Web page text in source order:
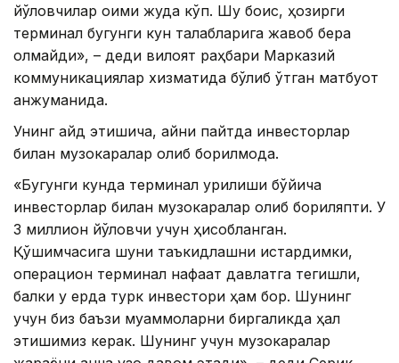
йўловчилар оқими жуда кўп. Шу боис, ҳозирги
терминал бугунги кун талабларига жавоб бера
олмайди», – деди вилоят раҳбари Марказий
коммуникациялар хизматида бўлиб ўтган матбуот
анжуманида.
Унинг қайд этишича, айни пайтда инвесторлар
билан музокаралар олиб борилмоқда.
«Бугунги кунда терминал қурилиши бўйича
инвесторлар билан музокаралар олиб бориляпти. У
3 миллион йўловчи учун ҳисобланган.
Қўшимчасига шуни таъкидлашни истардимки,
операцион терминал нафақат давлатга тегишли,
балки у ерда турк инвестори ҳам бор. Шунинг
учун биз баъзи муаммоларни биргаликда ҳал
этишимиз керак. Шунинг учун музокаралар